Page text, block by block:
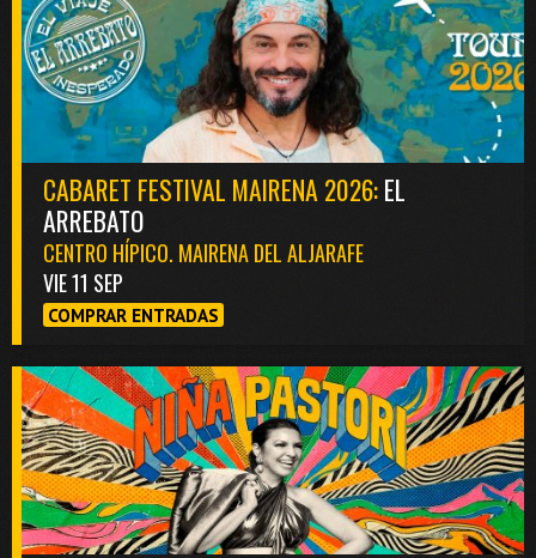
CABARET FESTIVAL MAIRENA 2026:EL
ARREBATO
CENTRO HÍPICO. MAIRENA DEL ALJARAFE
VIE 11 SEP
COMPRAR ENTRADAS